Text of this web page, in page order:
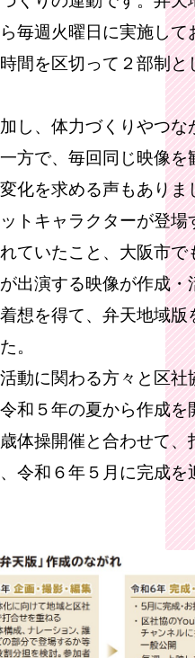
毎週火曜日に実施して
間を区切って２部制と
し、体力づくりやつな
方で、毎回同じ映像を
化を求める声もありま
トキャラクターが登場
ていたこと、大阪市で
出演する映像が作成・
想を得て、弁天地域版
。
動に関わる方々と区社
和５年の夏から作成を
体操開催と合わせて、
令和６年５月に完成を